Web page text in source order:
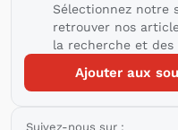
Sélectionnez notre
retrouver nos
la recherche et des
Ajouter aux
Suivez-nous sur :